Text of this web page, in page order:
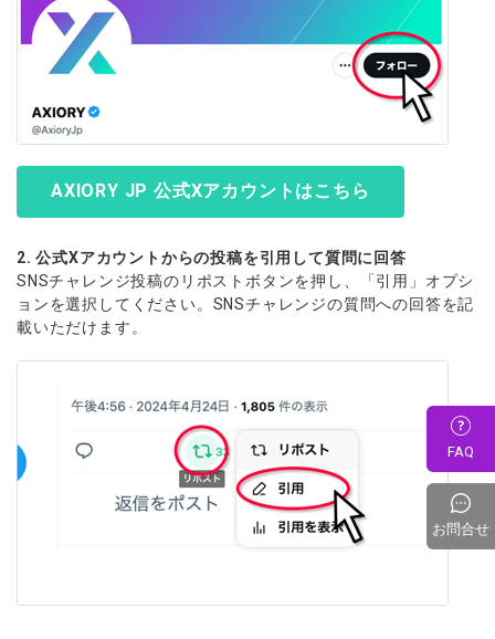
AXIORY JP 公式Xアカウントはこちら
2. 公式Xアカウントからの投稿を引用して質問に回答
SNSチャレンジ投稿のリポストボタンを押し、「引用」オプシ
ョンを選択してください。SNSチャレンジの質問への回答を記
載いただけます。
FAQ
お問合せ